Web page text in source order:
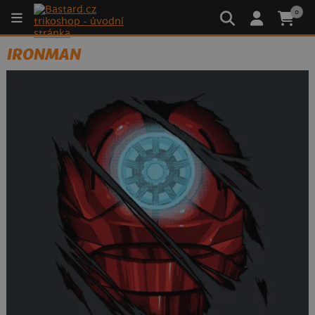
0
IRONMAN